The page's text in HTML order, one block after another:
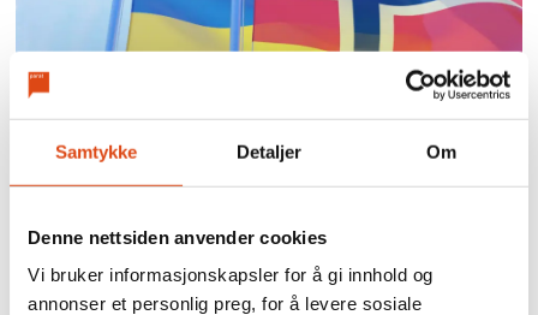
Samtykke Detaljer Om
Denne nettsiden anvender cookies
Vi bruker informasjonskapsler for å gi innhold og
annonser et personlig preg, for å levere sosiale
Parat krever mer støtte til
Ukraina